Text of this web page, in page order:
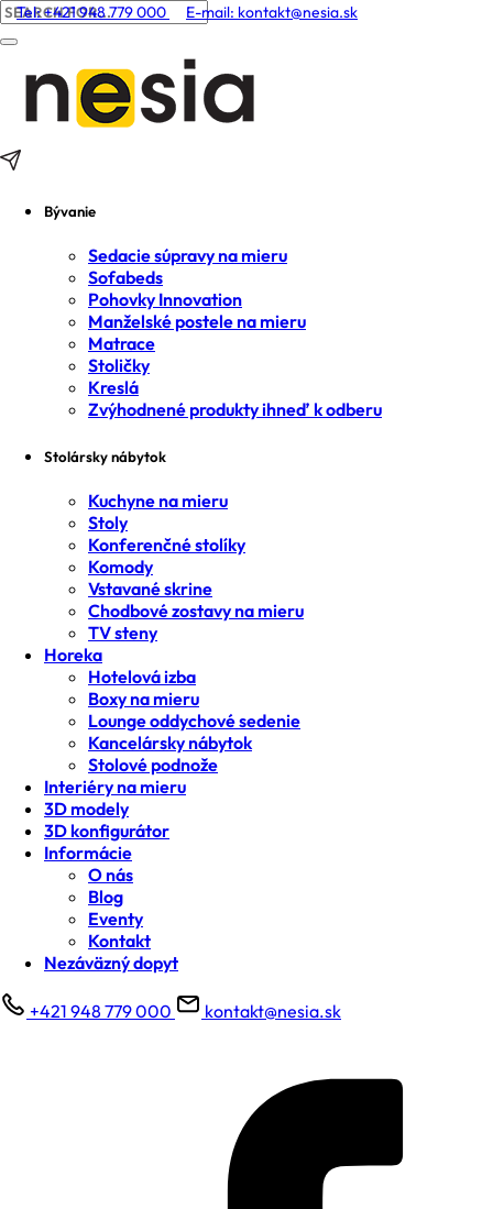
Tel: +421 948 779 000 E-mail: kontakt@nesia.sk
Bývanie
Sedacie súpravy na mieru
Sofabeds
Pohovky Innovation
Manželské postele na mieru
Matrace
Stoličky
Kreslá
Zvýhodnené produkty ihneď k odberu
Stolársky nábytok
Kuchyne na mieru
Stoly
Konferenčné stolíky
Komody
Vstavané skrine
Chodbové zostavy na mieru
TV steny
Horeka
Hotelová izba
Boxy na mieru
Lounge oddychové sedenie
Kancelársky nábytok
Stolové podnože
Interiéry na mieru
3D modely
3D konfigurátor
Informácie
O nás
Blog
Eventy
Kontakt
Nezáväzný dopyt
+421 948 779 000 kontakt@nesia.sk